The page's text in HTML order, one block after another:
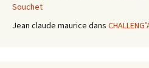
Souchet
Jean claude maurice dans